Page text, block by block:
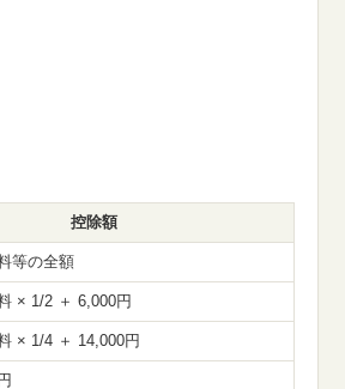
控除額
等の全額
× 1/2 ＋ 6,000円
× 1/4 ＋ 14,000円